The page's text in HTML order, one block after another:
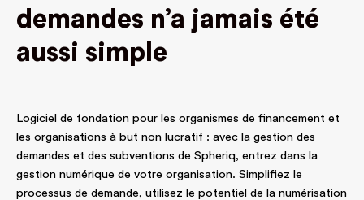
demandes n’a jamais été
aussi simple
Logiciel de fondation pour les organismes de financement et
les organisations à but non lucratif : avec la gestion des
demandes et des subventions de Spheriq, entrez dans la
gestion numérique de votre organisation. Simplifiez le
processus de demande, utilisez le potentiel de la numérisation